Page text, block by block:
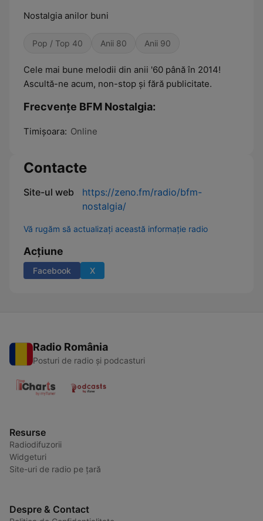
Nostalgia anilor buni
Pop / Top 40 Anii 80 Anii 90
Cele mai bune melodii din anii '60 până în 2014!
Ascultă-ne acum, non-stop și fără publicitate.
Frecvențe BFM Nostalgia:
Timişoara: Online
Contacte
Site-ul web
https://zeno.fm/radio/bfm-
nostalgia/
Vă rugăm să actualizați această informație radio
Acțiune
Facebook X
Radio România
Posturi de radio și podcasturi
Resurse
Radiodifuzorii
Widgeturi
Site-uri de radio pe țară
Despre & Contact